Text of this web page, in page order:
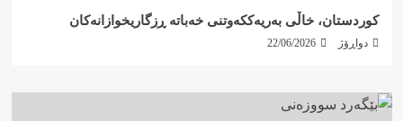
کوردستان، خاڵی بەریەککەوتنی خەباتە ڕزگاریخوازانەکان
دواڕۆژ 22/06/2026